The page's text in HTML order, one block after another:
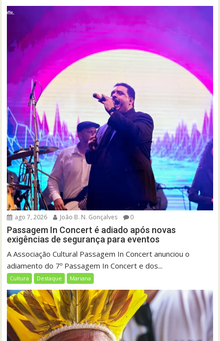
ago 7, 2026 João B. N. Gonçalves 0
Passagem In Concert é adiado após novas
exigências de segurança para eventos
A Associação Cultural Passagem In Concert anunciou o
adiamento do 7º Passagem In Concert e dos...
Cultura Destaque Mariana